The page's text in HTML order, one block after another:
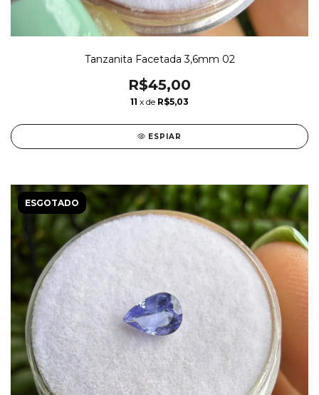
Tanzanita Facetada 3,6mm 02
R$45,00
11 x de R$5,03
ESPIAR
ESGOTADO